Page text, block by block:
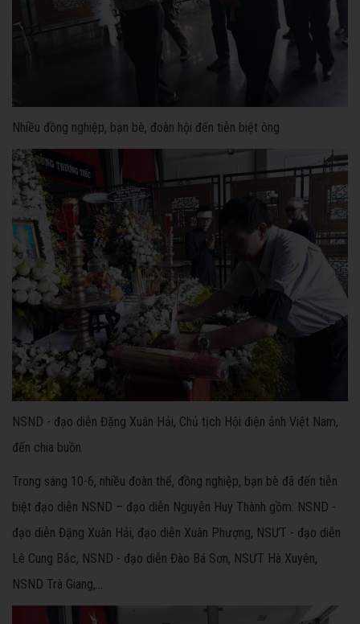
Nhiều đồng nghiệp, bạn bè, đoàn hội đến tiễn biệt ông
NSND - đạo diễn Đặng Xuân Hải, Chủ tịch Hội điện ảnh Việt Nam,
đến chia buồn
Trong sáng 10-6, nhiều đoàn thể, đồng nghiệp, bạn bè đã đến tiễn
biệt đạo diễn NSND – đạo diễn Nguyễn Huy Thành gồm: NSND -
đạo diễn Đặng Xuân Hải, đạo diễn Xuân Phượng, NSƯT - đạo diễn
Lê Cung Bắc, NSND - đạo diễn Đào Bá Sơn, NSƯT Hà Xuyên,
NSND Trà Giang,...